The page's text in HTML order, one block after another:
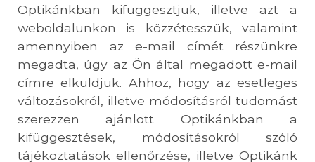
Optikánkban kifüggesztjük, illetve azt a
weboldalunkon is közzétesszük, valamint
amennyiben az e-mail címét részünkre
megadta, úgy az Ön által megadott e-mail
címre elküldjük. Ahhoz, hogy az esetleges
változásokról, illetve módosításról tudomást
szerezzen ajánlott Optikánkban a
kifüggesztések, módosításokról szóló
tájékoztatások ellenőrzése, illetve Optikánk